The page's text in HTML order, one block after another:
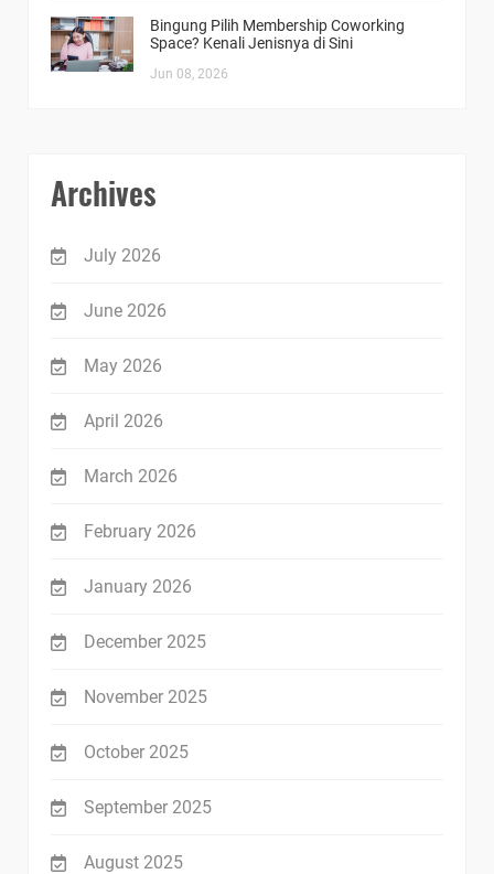
Bingung Pilih Membership Coworking
Space? Kenali Jenisnya di Sini
Jun 08, 2026
Archives
July 2026
June 2026
May 2026
April 2026
March 2026
February 2026
January 2026
December 2025
November 2025
October 2025
September 2025
August 2025